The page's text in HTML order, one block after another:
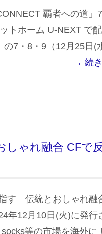
覇者への道」7
トホーム U-NEXT で
の7・8・9（12月25日(
→ 続
しゃれ融合 CFで
す 伝統とおしゃれ融
12月10日(火)に発行
等の市場を海外に